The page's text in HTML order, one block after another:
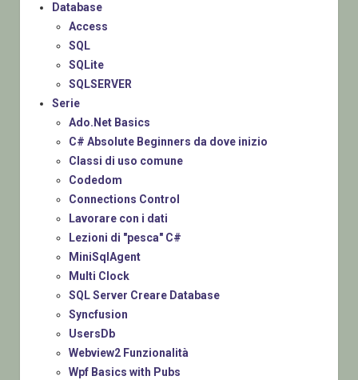
Database
Access
SQL
SQLite
SQLSERVER
Serie
Ado.Net Basics
C# Absolute Beginners da dove inizio
Classi di uso comune
Codedom
Connections Control
Lavorare con i dati
Lezioni di "pesca" C#
MiniSqlAgent
Multi Clock
SQL Server Creare Database
Syncfusion
UsersDb
Webview2 Funzionalità
Wpf Basics with Pubs